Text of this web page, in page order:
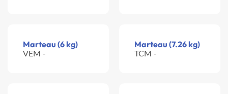
Marteau (6 kg)
VEM -
Marteau (7.26 kg)
TCM -